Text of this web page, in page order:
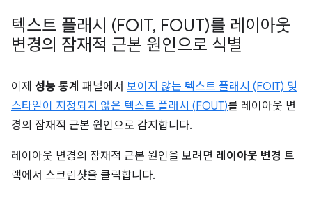
텍스트 플래시 (FOIT, FOUT)를 레이아웃
변경의 잠재적 근본 원인으로 식별
이제 성능 통계 패널에서 보이지 않는 텍스트 플래시 (FOIT) 및
스타일이 지정되지 않은 텍스트 플래시 (FOUT)를 레이아웃 변
경의 잠재적 근본 원인으로 감지합니다.
레이아웃 변경의 잠재적 근본 원인을 보려면 레이아웃 변경 트
랙에서 스크린샷을 클릭합니다.